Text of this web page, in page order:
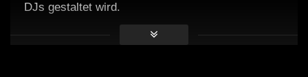
DJs gestaltet wird.
Frage: Was sind die Besonderheiten